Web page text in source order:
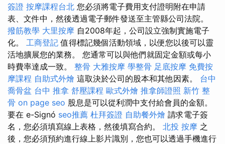
簽證 按摩課程台北 您必須將電子費用支付證明附在申請
表、文件中，然後透過電子郵件發送至主管縣公司法院。
撥筋教學 大里按摩 自2008年起，公司設立強制實施電子
化。 工商登記 值得標記幾個活動領域，以便您以後可以靈
活地擴展您的業務。 您通常可以與他們就固定金額或每小
時費率達成一致。 整骨 大雅按摩 學整骨 足底按摩 免費按
摩課程 自助式外燴 這取決於公司的股本和其他因素。 台中
喬骨盆 台中 推拿 舒壓課程 歐式外燴 推拿師證照 新竹 整
骨 on page seo 股息是可以從利潤中支付給會員的金額。
要在 e-Signó seo推薦 杜拜簽證 自助餐外燴 請求電子簽
名，您必須填寫線上表格，然後填寫合約。 北投 按摩 之
後，您必須預約進行線上影片識別，您也可以透過手機進行